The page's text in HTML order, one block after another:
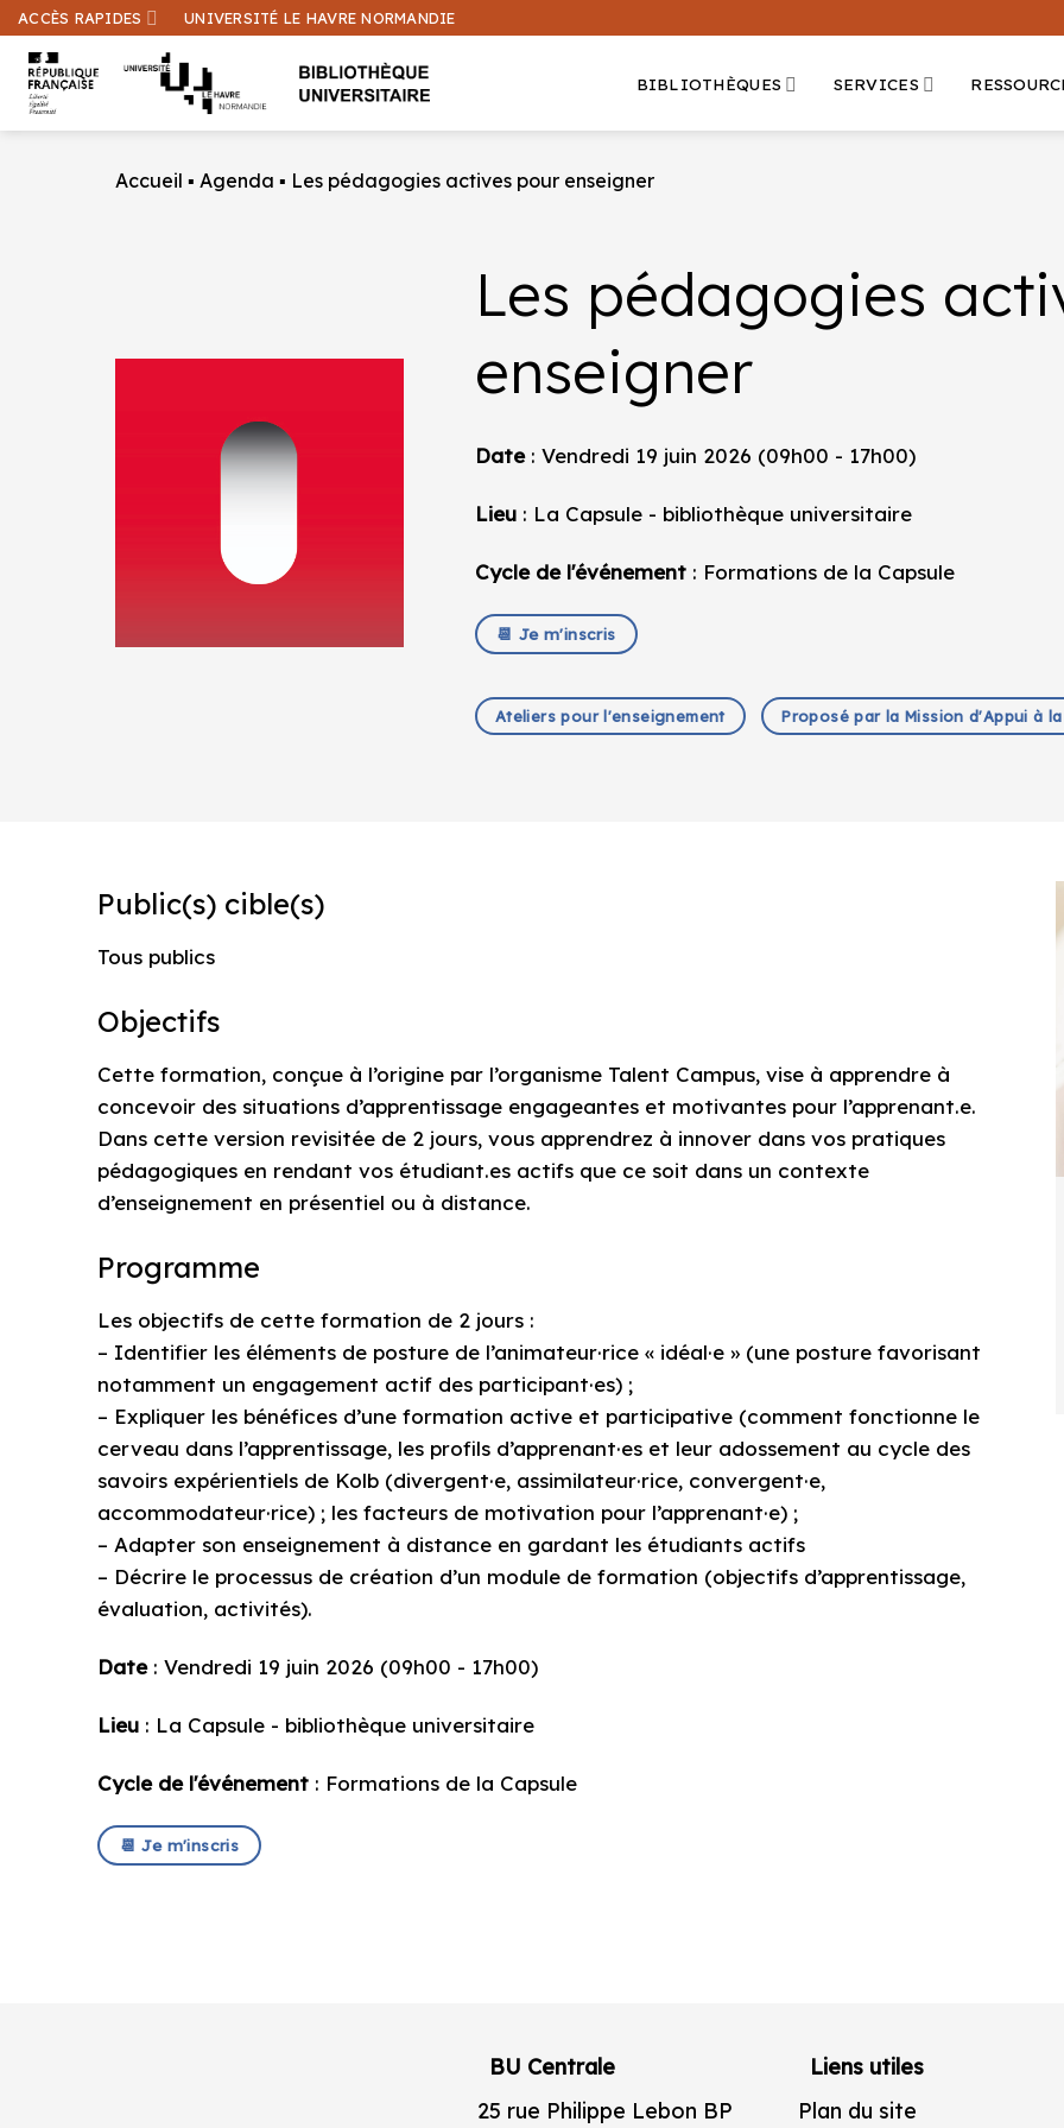
Passer
au
contenu
ACCÈS RAPIDES UNIVERSITÉ LE HAVRE NORMANDIE
BIBLIOTHÈQUES SERVICES
Accueil ▪Agenda ▪ Les pédagogies actives pour enseigner
Les pédagogies
enseigner
Date: Vendredi 19 juin 2026 (09h00 - 17h00)
Lieu: La Capsule - bibliothèque universitaire
Cycle de l'événement: Formations de la Capsule
📆 Je m'inscris
Ateliers pour l'enseignement Proposé par la Mission d'Appui à
Public(s) cible(s)
Tous publics
Objectifs
Cette formation, conçue à l’origine par l’organisme Talent Campus, vise à apprendre à
concevoir des situations d’apprentissage engageantes et motivantes pour l’apprenant.e.
Dans cette version revisitée de 2 jours, vous apprendrez à innover dans vos pratiques
pédagogiques en rendant vos étudiant.es actifs que ce soit dans un contexte
d’enseignement en présentiel ou à distance.
Programme
Les objectifs de cette formation de 2 jours :
– Identifier les éléments de posture de l’animateur·rice « idéal·e » (une posture favorisant
notamment un engagement actif des participant·es) ;
– Expliquer les bénéfices d’une formation active et participative (comment fonctionne le
cerveau dans l’apprentissage, les profils d’apprenant·es et leur adossement au cycle des
savoirs expérientiels de Kolb (divergent·e, assimilateur·rice, convergent·e,
accommodateur·rice) ; les facteurs de motivation pour l’apprenant·e) ;
– Adapter son enseignement à distance en gardant les étudiants actifs
– Décrire le processus de création d’un module de formation (objectifs d’apprentissage,
évaluation, activités).
Date: Vendredi 19 juin 2026 (09h00 - 17h00)
Lieu : La Capsule - bibliothèque universitaire
Cycle de l'événement : Formations de la Capsule
📆 Je m'inscris
BU Centrale
25 rue Philippe Lebon BP
Liens utiles
Plan du site